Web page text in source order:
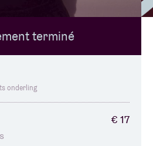
terminé
onderling
€ 17